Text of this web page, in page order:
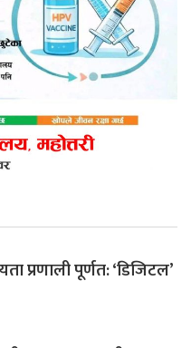
प्रणाली पूर्णत: ‘डिजिटल’